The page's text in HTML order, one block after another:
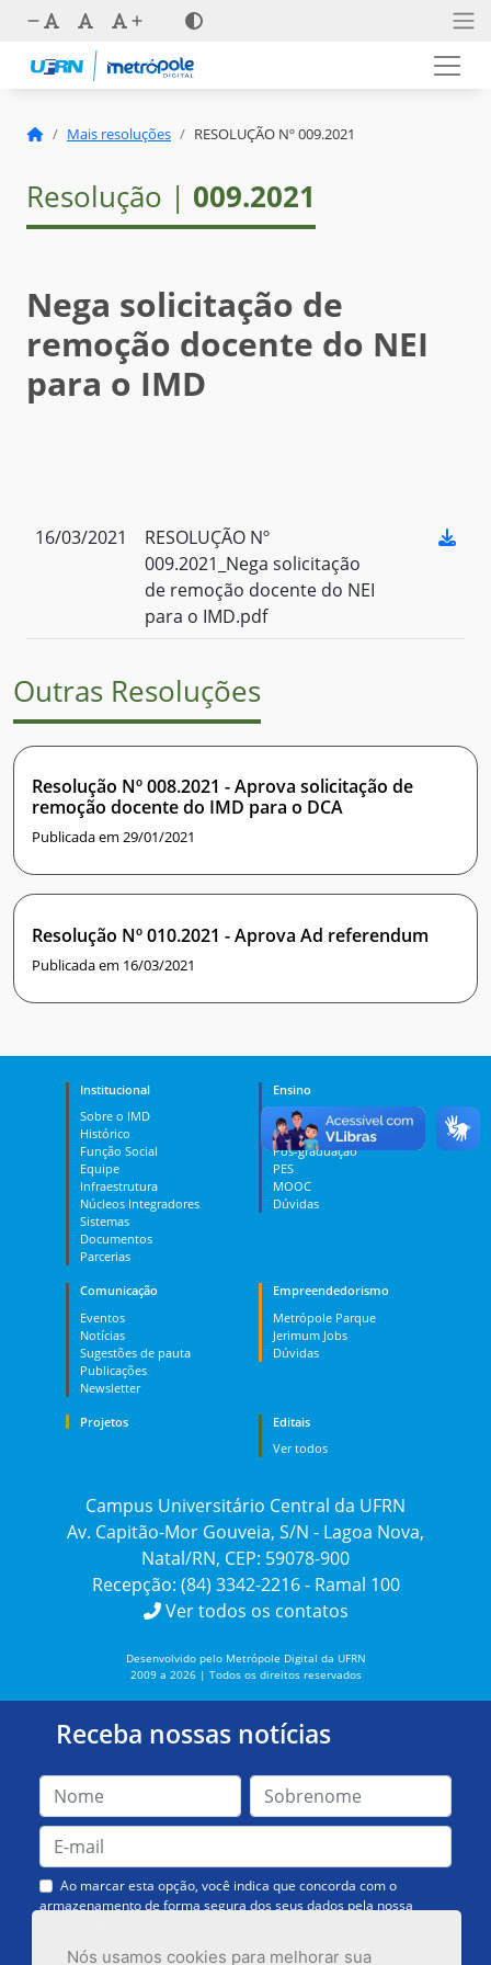
Nós usamos cookies para melhorar sua
Mais resoluções RESOLUÇÃO Nº 009.2021
Resolução | 009.2021
Nega solicitação de
remoção docente do NEI
para o IMD
16/03/2021
RESOLUÇÃO Nº
009.2021_Nega solicitação
de remoção docente do NEI
para o IMD.pdf
Outras Resoluções
Resolução Nº 008.2021 - Aprova solicitação de
remoção docente do IMD para o DCA
Publicada em 29/01/2021
Resolução Nº 010.2021 - Aprova Ad referendum
Publicada em 16/03/2021
Institucional
Sobre o IMD
Histórico
Função Social
Equipe
Infraestrutura
Núcleos Integradores
Sistemas
Documentos
Parcerias
Ensino
Curso Técnico
Graduação
Pós-graduação
PES
MOOC
Dúvidas
Comunicação
Eventos
Notícias
Sugestões de pauta
Publicações
Newsletter
Empreendedorismo
Metrópole Parque
Jerimum Jobs
Dúvidas
Projetos
Editais
Ver todos
Campus Universitário Central da UFRN
Av. Capitão-Mor Gouveia, S/N - Lagoa Nova,
Natal/RN, CEP: 59078-900
Recepção: (84) 3342-2216 - Ramal 100
Ver todos os contatos
Desenvolvido pelo Metrópole Digital da UFRN
2009 a 2026 | Todos os direitos reservados
Receba nossas notícias
Ao marcar esta opção, você indica que concorda com o
armazenamento de forma segura dos seus dados pela nossa